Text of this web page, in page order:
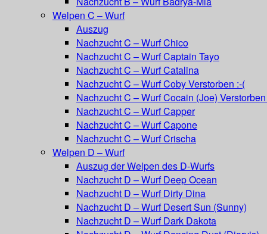
Welpen C – Wurf
Auszug
Nachzucht C – Wurf Chico
Nachzucht C – Wurf Captain Tayo
Nachzucht C – Wurf Catalina
Nachzucht C – Wurf Coby Verstorben :-(
Nachzucht C – Wurf Cocain (Joe)
Nachzucht C – Wurf Capper
Nachzucht C – Wurf Capone
Nachzucht C – Wurf Crischa
Welpen D – Wurf
Auszug der Welpen des D-Wurfs
Nachzucht D – Wurf Deep Ocean
Nachzucht D – Wurf Dirty Dina
Nachzucht D – Wurf Desert Sun (Sunny)
Nachzucht D – Wurf Dark Dakota